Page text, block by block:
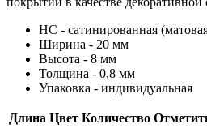
НС - сатинированная
Ширина - 20 мм
Высота - 8 мм
Толщина - 0,8 мм
Упаковка - индивидуальная
Длина Цвет Количество